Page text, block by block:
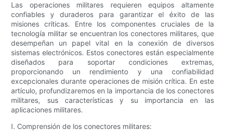
Las operaciones militares requieren equipos altamente
confiables y duraderos para garantizar el éxito de las
misiones críticas. Entre los componentes cruciales de la
tecnología militar se encuentran los conectores militares, que
desempeñan un papel vital en la conexión de diversos
sistemas electrónicos. Estos conectores están especialmente
diseñados para soportar condiciones extremas,
proporcionando un rendimiento y una confiabilidad
excepcionales durante operaciones de misión crítica. En este
artículo, profundizaremos en la importancia de los conectores
militares, sus características y su importancia en las
aplicaciones militares.
I. Comprensión de los conectores militares: